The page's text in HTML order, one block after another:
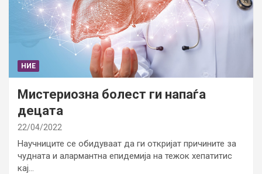
НИЕ
Мистериозна болест ги напаѓа
децата
22/04/2022
Научниците се обидуваат да ги откријат причините за
чудната и алармантна епидемија на тежок хепатитис
кај…